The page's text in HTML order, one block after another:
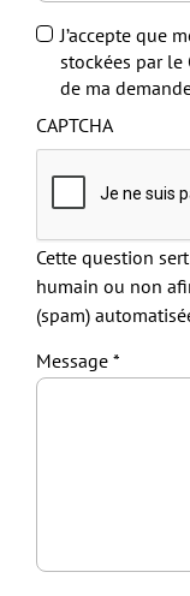
J’accepte que
stockées par le
de ma
CAPTCHA
Cette question
humain ou non
(spam)
Message